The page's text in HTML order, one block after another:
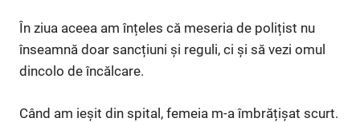
În ziua aceea am înțeles că meseria de polițist nu
înseamnă doar sancțiuni și reguli, ci și să vezi omul
dincolo de încălcare.
Când am ieșit din spital, femeia m-a îmbrățișat scurt.